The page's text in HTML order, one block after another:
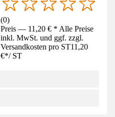
(0)
Preis — 11,20 € * Alle Preise
inkl. MwSt. und ggf. zzgl.
Versandkosten pro ST11,20
€*/ ST